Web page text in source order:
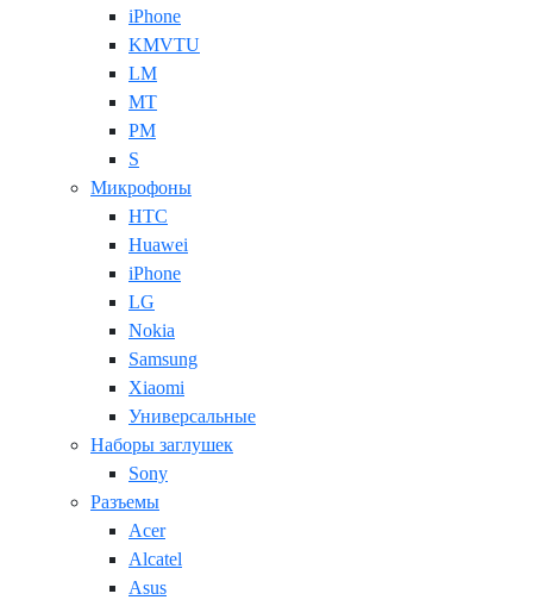
iPhone
KMVTU
LM
MT
PM
S
Микрофоны
HTC
Huawei
iPhone
LG
Nokia
Samsung
Xiaomi
Универсальные
Наборы заглушек
Sony
Разъемы
Acer
Alcatel
Asus